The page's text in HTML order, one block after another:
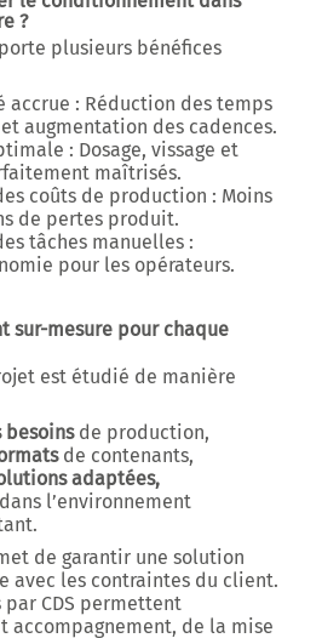
?
plusieurs bénéfices
accrue : Réduction des temps
augmentation des cadences.
: Dosage, vissage et
maîtrisés.
coûts de production : Moins
de pertes produit.
tâches manuelles :
pour les opérateurs.
sur-mesure pour chaque
est étudié de manière
besoinsde production,
de contenants,
adaptées,
dans l’environnement
de garantir une solution
avec les contraintes du client.
par CDS permettent
accompagnement, de la mise